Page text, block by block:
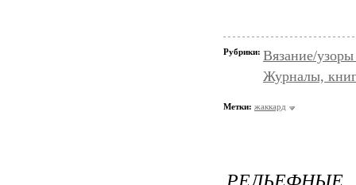
Рубрики: Вязание/
Журналы,
Метки: жаккард